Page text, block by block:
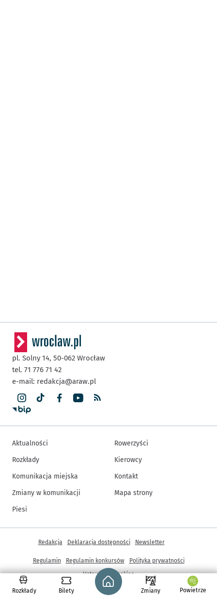
Rozkłady Bilety
Strona główna - wroclaw.pl
Zmiany Powietrze
pl. Solny 14, 50-062 Wrocław
tel. 71 776 71 42
e-mail: redakcja@araw.pl
Aktualności
Rozkłady
Komunikacja miejska
Zmiany w komunikacji
Piesi
Rowerzyści
Kierowcy
Kontakt
Mapa strony
© Copyright 2005-2026, ARAW S.A., Gmina Wrocław
Inne informacje
Redakcja Deklaracja dostępności Newsletter
Regulamin Regulamin konkursów
Polityka prywatności
Ustawienia cookies